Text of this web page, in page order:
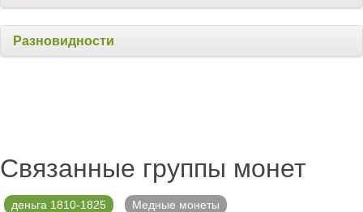
Разновидности
Связанные группы монет
деньга 1810-1825 Медные монеты